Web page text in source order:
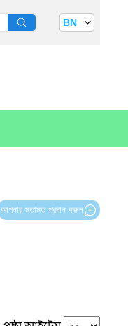
BN
আপনার মতামত প্রদান করুন